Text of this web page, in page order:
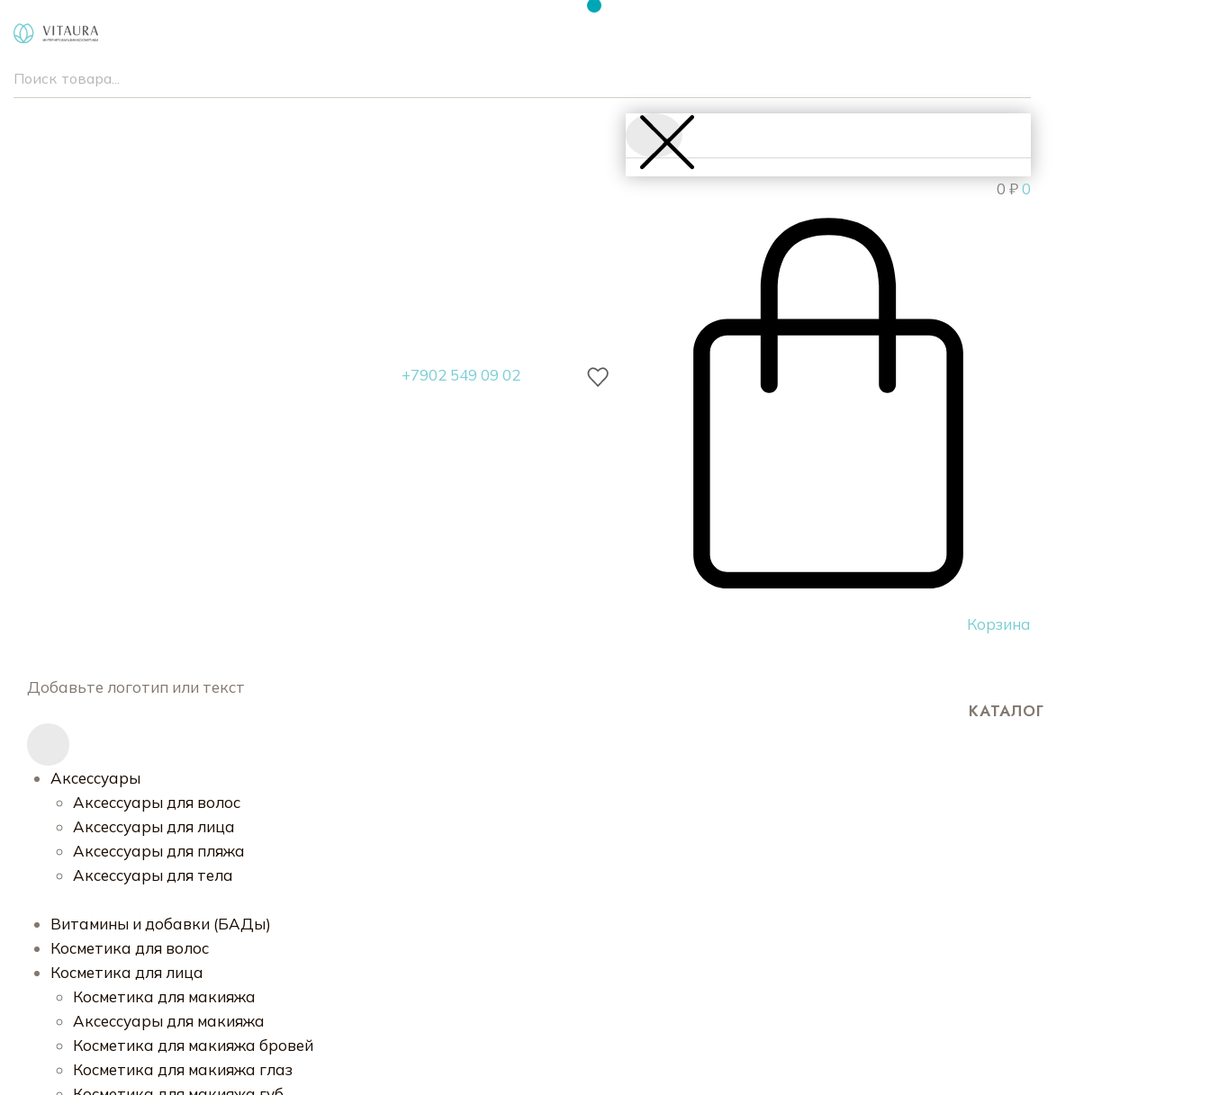
+7902 549 09 02
0 ₽0
Корзина
Добавьте логотип или текст
КАТАЛОГ
Аксессуары
Аксессуары для волос
Аксессуары для лица
Аксессуары для пляжа
Аксессуары для тела
Витамины и добавки (БАДы)
Косметика для волос
Косметика для лица
Косметика для макияжа
Аксессуары для макияжа
Косметика для макияжа бровей
Косметика для макияжа глаз